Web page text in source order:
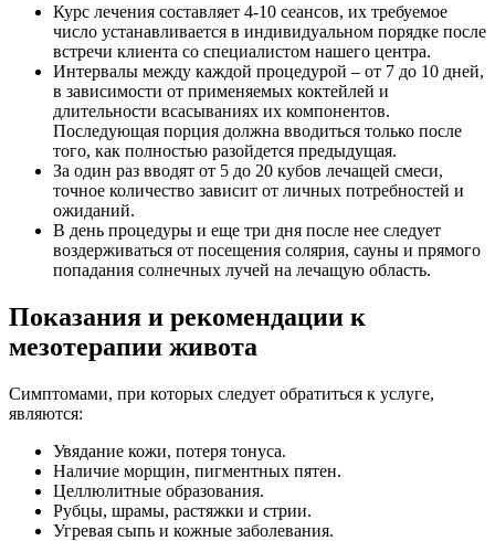
Курс лечения составляет 4-10 сеансов, их требуемое
число устанавливается в индивидуальном порядке после
встречи клиента со специалистом нашего центра.
Интервалы между каждой процедурой – от 7 до 10 дней,
в зависимости от применяемых коктейлей и
длительности всасываниях их компонентов.
Последующая порция должна вводиться только после
того, как полностью разойдется предыдущая.
За один раз вводят от 5 до 20 кубов лечащей смеси,
точное количество зависит от личных потребностей и
ожиданий.
В день процедуры и еще три дня после нее следует
воздерживаться от посещения солярия, сауны и прямого
попадания солнечных лучей на лечащую область.
Показания и рекомендации к
мезотерапии живота
Симптомами, при которых следует обратиться к услуге,
являются:
Увядание кожи, потеря тонуса.
Наличие морщин, пигментных пятен.
Целлюлитные образования.
Рубцы, шрамы, растяжки и стрии.
Угревая сыпь и кожные заболевания.